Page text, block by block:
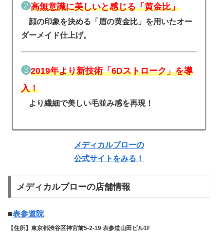
❷高無意識に美しいと感じる「黄金比」
顔の印象を決める「眉の黄金比」を用いたオー
ダーメイド仕上げ。
❸2019年より新技術「6Dストローク」を導
入！
より繊細で美しい毛並み感を再現！
メディカルブローの
公式サイトをみる！
メディカルブローの店舗情報
■表参道院
【住所】東京都渋谷区神宮前5-2-19 表参道山田ビル1F